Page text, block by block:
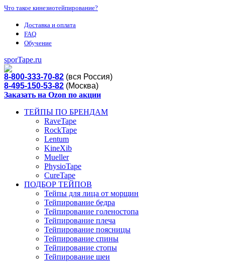
Что такое кинезиотейпирование?
Доставка и оплата
FAQ
Обучение
sporTape.ru
8-800-333-70-82 (вся Россия)
8-495-150-53-82 (Москва)
Заказать на Ozon по акции
ТЕЙПЫ ПО БРЕНДАМ
RaveTape
RockTape
Lentum
KineXib
Mueller
PhysioTape
CureTape
ПОДБОР ТЕЙПОВ
Тейпы для лица от морщин
Тейпирование бедра
Тейпирование голеностопа
Тейпирование плеча
Тейпирование поясницы
Тейпирование спины
Тейпирование стопы
Тейпирование шеи